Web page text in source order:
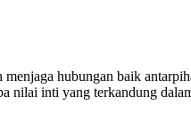
hubungan baik
nilai inti yang terkandung